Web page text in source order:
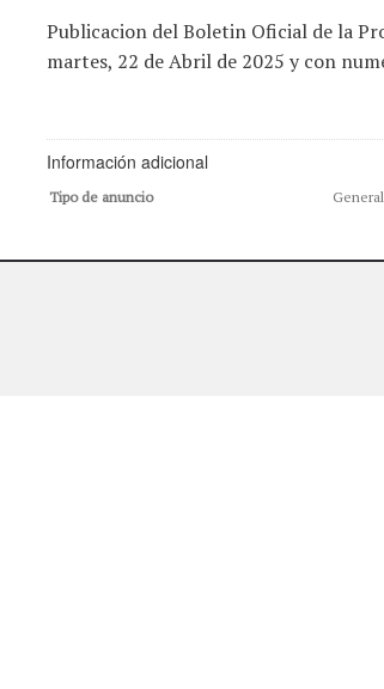
Publicacion del Boletin Oficial de la
martes, 22 de Abril de 2025 y con
Información adicional
Tipo de anuncio General